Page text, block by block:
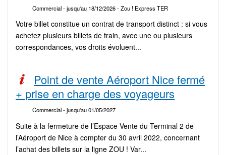
Commercial- jusqu'au 18/12/2026- Zou ! Express TER
Votre billet constitue un contrat de transport distinct : si vous
achetez plusieurs billets de train, avec une ou plusieurs
correspondances, vos droits évoluent...
Point de vente Aéroport Nice fermé
+ prise en charge des voyageurs
Commercial- jusqu'au 01/05/2027
Suite à la fermeture de l’Espace Vente du Terminal 2 de
l’Aéroport de Nice à compter du 30 avril 2022, concernant
l’achat des billets sur la ligne ZOU ! Var...